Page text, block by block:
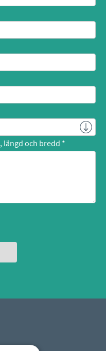
längd och bredd